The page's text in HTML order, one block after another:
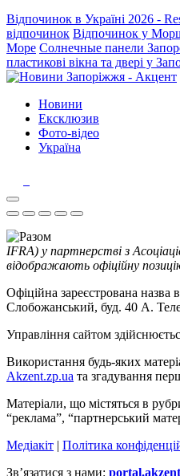
Відпочинок в Україні 2026 -
відпочинок Відпочинок у
Море Солнечные панели
пластикові вікна та двері у
Новини
Ексклюзив
Фото-відео
Україна
IFRA) у партнерстві з
відображають офіційну
Офіційна зареєстрована
Слобожанський, буд. 40 А.
Управління сайтом
Використання будь-яких
Akzent.zp.ua та згадування
Матеріали, що містяться в
“реклама”, “партнерський
Медіакіт | Політика
Зв’язатися з нами: